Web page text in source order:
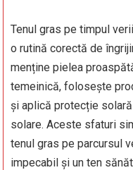
Tenul gras pe timpul
o rutină corectă de
menține pielea
temeinică, folosește
și aplică protecție
solare. Aceste sfaturi
tenul gras pe parcursul
impecabil și un ten